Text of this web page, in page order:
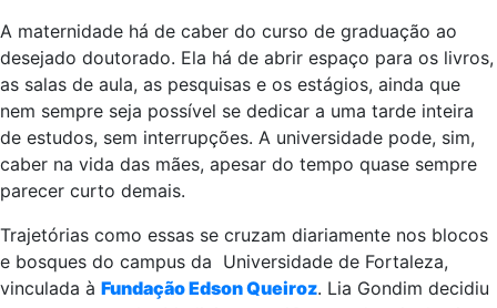
A maternidade há de caber do curso de graduação ao
desejado doutorado. Ela há de abrir espaço para os livros,
as salas de aula, as pesquisas e os estágios, ainda que
nem sempre seja possível se dedicar a uma tarde inteira
de estudos, sem interrupções. A universidade pode, sim,
caber na vida das mães, apesar do tempo quase sempre
parecer curto demais.
Trajetórias como essas se cruzam diariamente nos blocos
e bosques do campus da Universidade de Fortaleza,
vinculada à Fundação Edson Queiroz. Lia Gondim decidiu